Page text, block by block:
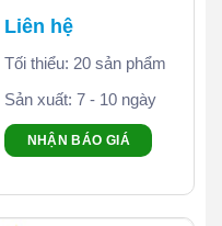
Liên hệ
Tối thiểu: 20 sản phẩm
Sản xuất: 7 - 10 ngày
NHẬN BÁO GIÁ